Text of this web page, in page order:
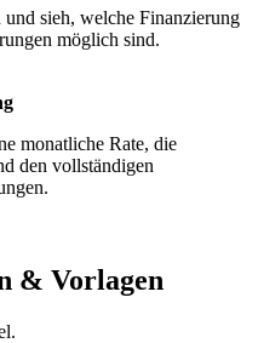
sieh, welche Finanzierung
möglich sind.
monatliche Rate, die
den vollständigen
& Vorlagen